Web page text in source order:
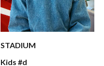
STADIUM
Kids #d